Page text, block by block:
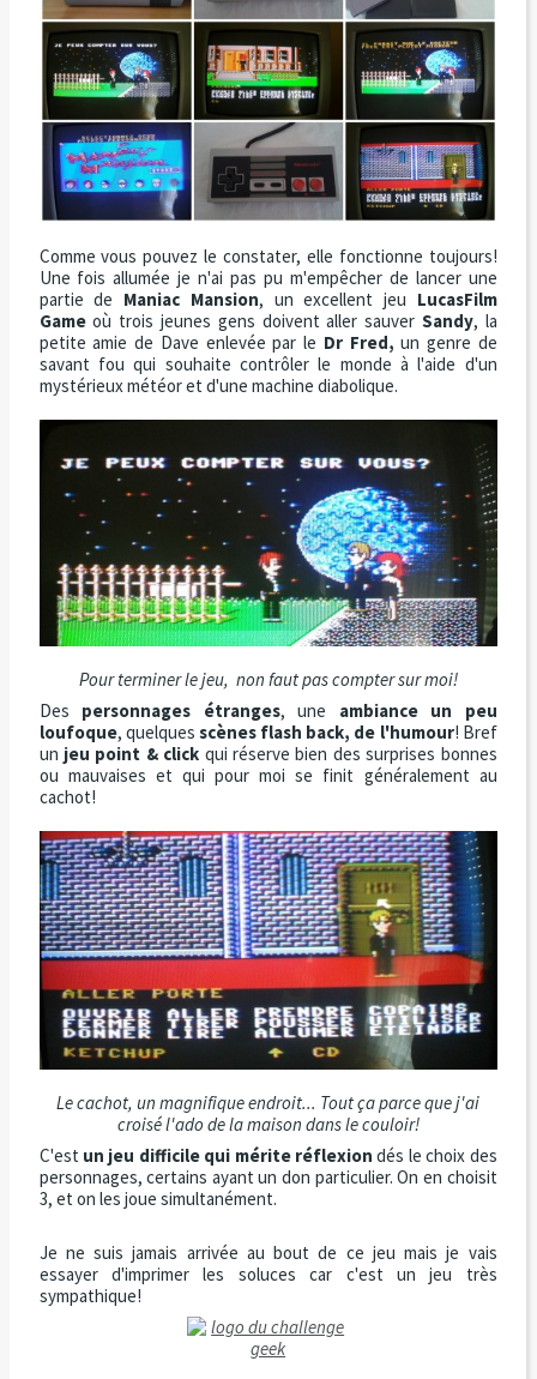
Comme vous pouvez le constater, elle fonctionne toujours!
Une fois allumée je n'ai pas pu m'empêcher de lancer une
partie de Maniac Mansion, un excellent jeu LucasFilm
Gameoù trois jeunes gens doivent aller sauver Sandy, la
petite amie de Dave enlevée par le Dr Fred, un genre de
savant fou qui souhaite contrôler le monde à l'aide d'un
mystérieux météor et d'une machine diabolique.
Pour terminer le jeu, non faut pas compter sur moi!
Des personnages étranges, une ambiance un peu
loufoque, quelques scènes flash back, de l'humour! Bref
un jeu point & click qui réserve bien des surprises bonnes
ou mauvaises et qui pour moi se finit généralement au
cachot!
Le cachot, un magnifique endroit... Tout ça parce que j'ai
croisé l'ado de la maison dans le couloir!
C'est un jeu difficile qui mérite réflexion dés le choix des
personnages, certains ayant un don particulier. On en choisit
3, et on les joue simultanément.
Je ne suis jamais arrivée au bout de ce jeu mais je vais
essayer d'imprimer les soluces car c'est un jeu très
sympathique!